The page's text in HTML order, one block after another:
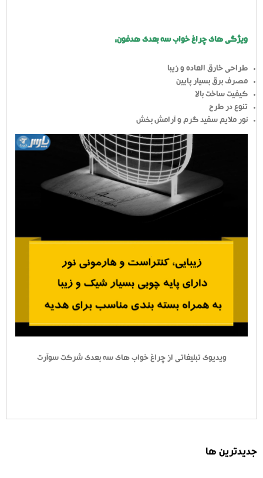
ویژگی های چراغ خواب سه بعدی هدفون:
طراحی خارق العاده و زیبا
مصرف برق بسیار پایین
کیفیت ساخت بالا
تنوع در طرح
نور ملایم سفید گرم و آرامش بخش
ویدیوی تبلیغاتی از چراغ خواب های سه بعدی شرکت سوآرت
جدیدترین ها